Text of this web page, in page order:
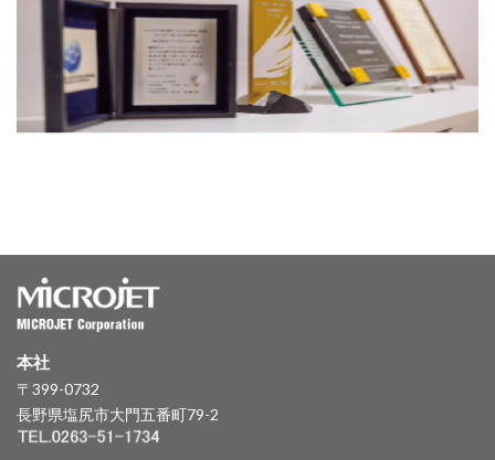
本社
〒399-0732
長野県塩尻市大門五番町79-2